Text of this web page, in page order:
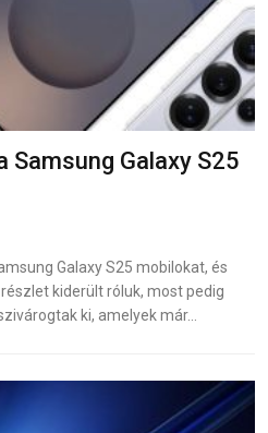
Samsung Galaxy S25
Galaxy S25 mobilokat, és
kiderült róluk, most pedig
ki, amelyek már…